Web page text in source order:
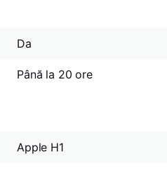
Da
Până la 20 ore
Apple H1